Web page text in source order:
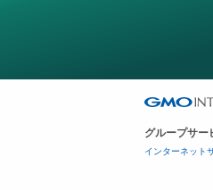
グループサー
インターネット